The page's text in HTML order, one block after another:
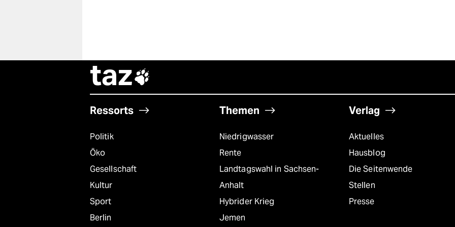
taz
Ressorts
Politik
Öko
Gesellschaft
Kultur
Sport
Berlin
Themen
Niedrigwasser
Rente
Landtagswahl in Sachsen-
Anhalt
Hybrider Krieg
Jemen
Verlag
Aktuelles
Hausblog
Die Seitenwende
Stellen
Presse